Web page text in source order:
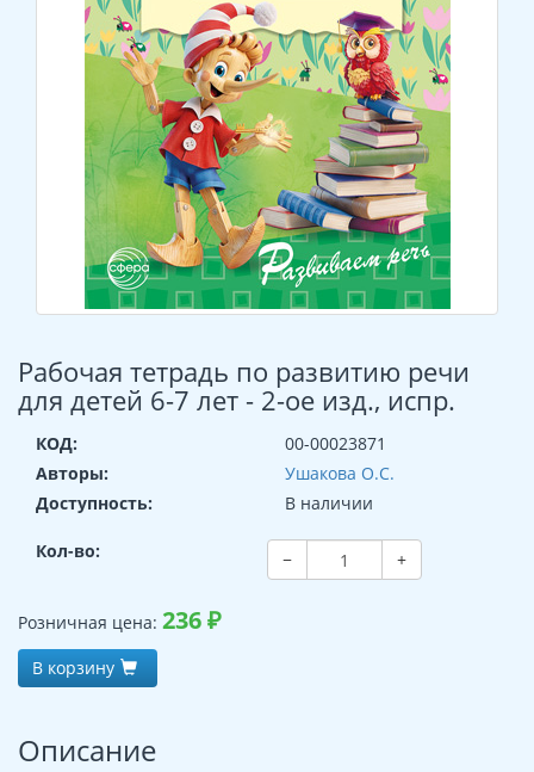
Рабочая тетрадь по развитию речи
для детей 6-7 лет - 2-ое изд., испр.
КОД:
00-00023871
Авторы:
Ушакова О.С.
Доступность:
В наличии
Кол-во: − +
Розничная цена: 236₽
В корзину
Описание